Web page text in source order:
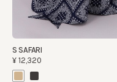
S SAFARI
¥12,320